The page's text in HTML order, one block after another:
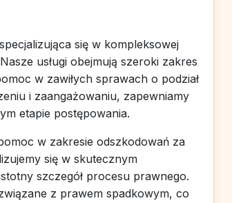
się w kompleksowej
usługi obejmują szeroki zakres
w zawiłych sprawach o podział
i zaangażowaniu, zapewniamy
etapie postępowania.
w zakresie odszkodowań za
się w skutecznym
szczegół procesu prawnego.
z prawem spadkowym, co